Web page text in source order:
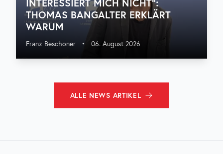
INTERESSIERT MICH NICHT“:
THOMAS BANGALTER ERKLÄRT
WARUM
Franz Beschoner • 06. August 2026
ALLE NEWS ARTIKEL